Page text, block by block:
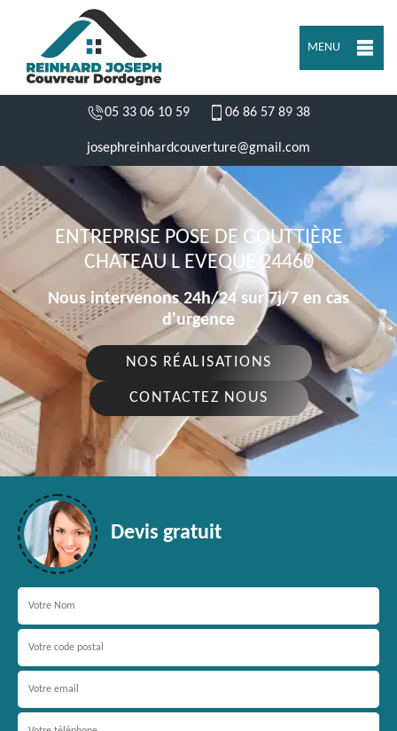
MENU
05 33 06 10 59 06 86 57 89 38
josephreinhardcouverture@gmail.com
ENTREPRISE POSE DE GOUTTIÈRE
CHATEAU L EVEQUE 24460
Nous intervenons 24h/24 sur 7j/7 en cas
d'urgence
NOS RÉALISATIONS
CONTACTEZ NOUS
Devis gratuit